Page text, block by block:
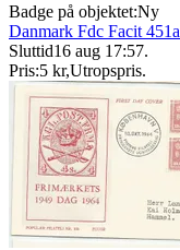
Badge på objektet:Ny
Danmark Fdc Facit
Sluttid16 aug 17:57.
Pris:5 kr,Utropspris.